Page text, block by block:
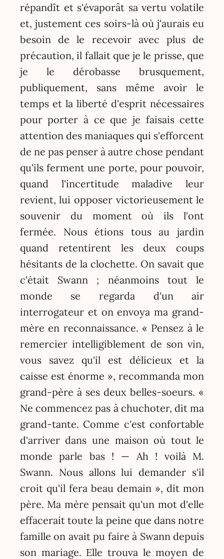
répandît et s'évaporât sa vertu volatile
et, justement ces soirs-là où j'aurais eu
besoin de le recevoir avec plus de
précaution, il fallait que je le prisse, que
je le dérobasse brusquement,
publiquement, sans même avoir le
temps et la liberté d'esprit nécessaires
pour porter à ce que je faisais cette
attention des maniaques qui s'efforcent
de ne pas penser à autre chose pendant
qu'ils ferment une porte, pour pouvoir,
quand l'incertitude maladive leur
revient, lui opposer victorieusement le
souvenir du moment où ils l'ont
fermée. Nous étions tous au jardin
quand retentirent les deux coups
hésitants de la clochette. On savait que
c'était Swann ; néanmoins tout le
monde se regarda d'un air
interrogateur et on envoya ma grand-
mère en reconnaissance. « Pensez à le
remercier intelligiblement de son vin,
vous savez qu'il est délicieux et la
caisse est énorme », recommanda mon
grand-père à ses deux belles-soeurs. «
Ne commencez pas à chuchoter, dit ma
grand-tante. Comme c'est confortable
d'arriver dans une maison où tout le
monde parle bas ! — Ah ! voilà M.
Swann. Nous allons lui demander s'il
croit qu'il fera beau demain », dit mon
père. Ma mère pensait qu'un mot d'elle
effacerait toute la peine que dans notre
famille on avait pu faire à Swann depuis
son mariage. Elle trouva le moyen de